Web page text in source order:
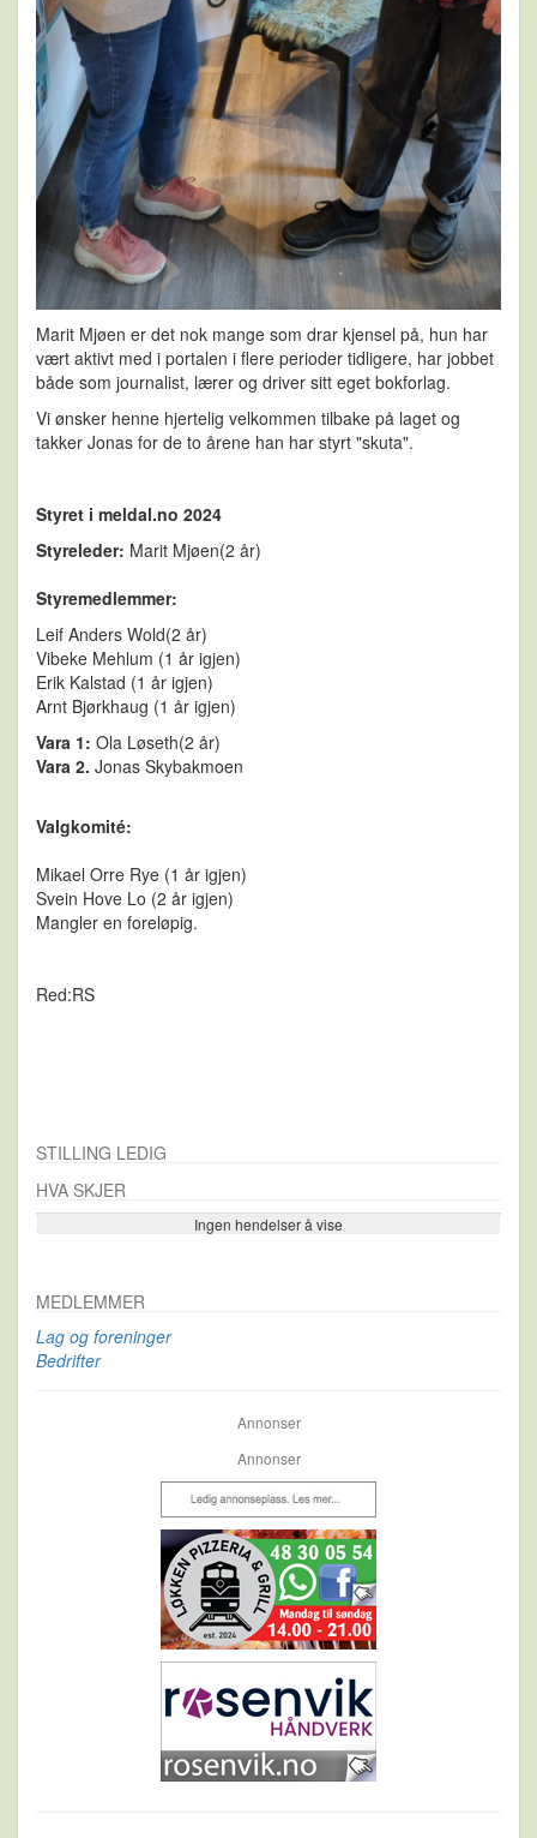
Marit Mjøen er det nok mange som drar kjensel på, hun har
vært aktivt med i portalen i flere perioder tidligere, har jobbet
både som journalist, lærer og driver sitt eget bokforlag.
Vi ønsker henne hjertelig velkommen tilbake på laget og
takker Jonas for de to årene han har styrt "skuta".
Styret i meldal.no 2024
Styreleder: Marit Mjøen(2 år)
Styremedlemmer:
Leif Anders Wold(2 år)
Vibeke Mehlum (1 år igjen)
Erik Kalstad (1 år igjen)
Arnt Bjørkhaug (1 år igjen)
Vara 1: Ola Løseth(2 år)
Vara 2. Jonas Skybakmoen
Valgkomité:
Mikael Orre Rye (1 år igjen)
Svein Hove Lo (2 år igjen)
Mangler en foreløpig.
Red:RS
STILLING LEDIG
HVA SKJER
Ingen hendelser å vise
Se flere…
MEDLEMMER
Lag og foreninger
Bedrifter
Annonser
Annonser